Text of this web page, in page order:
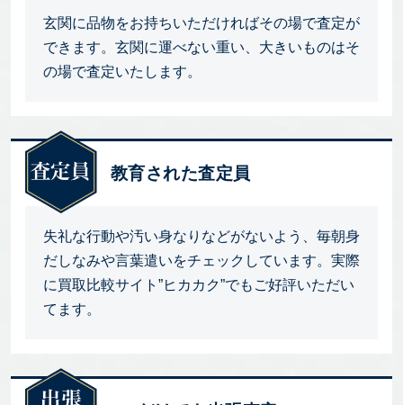
玄関に品物をお持ちいただければその場で査定が
できます。玄関に運べない重い、大きいものはそ
の場で査定いたします。
教育された査定員
失礼な行動や汚い身なりなどがないよう、毎朝身
だしなみや言葉遣いをチェックしています。実際
に買取比較サイト”ヒカカク”でもご好評いただい
てます。